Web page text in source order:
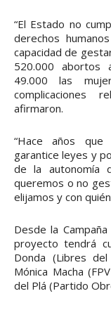
“El Estado no
derechos
capacidad de
520.000 abortos
49.000 las
complicaciones
afirmaron.
“Hace años
garantice leyes y
de la autonomía
queremos o no
elijamos y con
Desde la
proyecto tendrá
Donda (Libres
Mónica Macha
del Plá (Partido